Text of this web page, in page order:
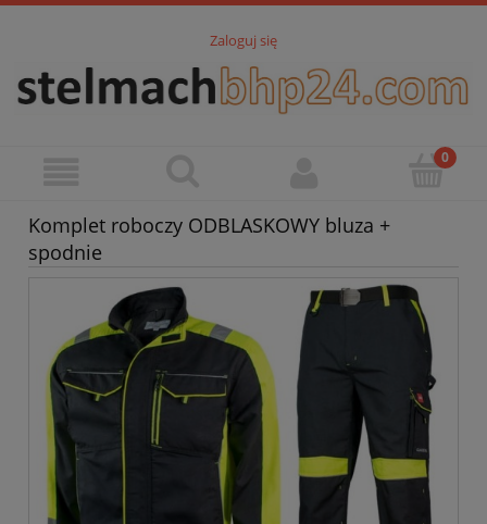
Zaloguj się
Komplet roboczy ODBLASKOWY bluza +
spodnie